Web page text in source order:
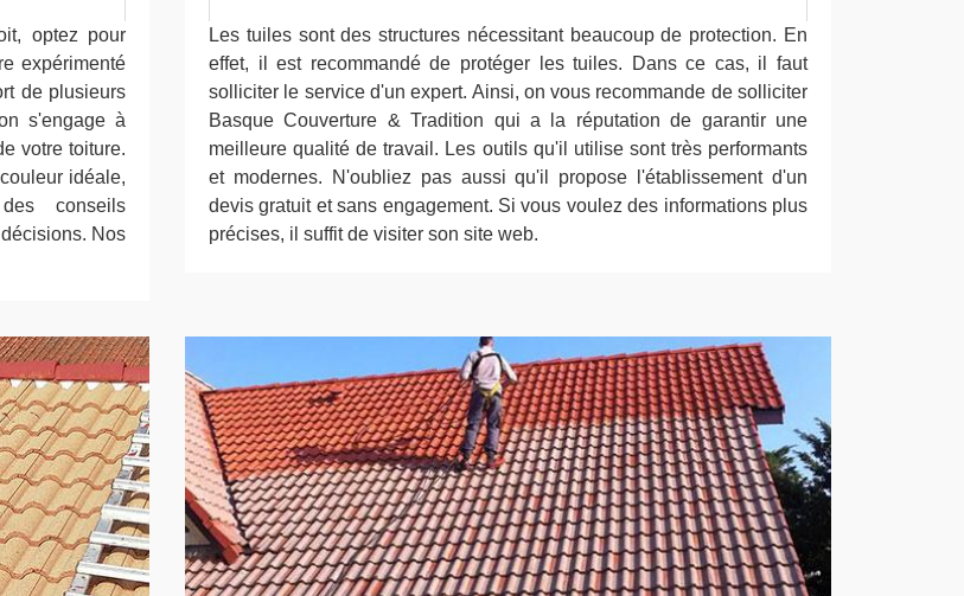
optez pour
expérimenté
de plusieurs
s'engage à
votre toiture.
idéale,
conseils
Nos
Les tuiles sont des structures nécessitant beaucoup de protection. En
effet, il est recommandé de protéger les tuiles. Dans ce cas, il faut
solliciter le service d'un expert. Ainsi, on vous recommande de solliciter
Basque Couverture & Tradition qui a la réputation de garantir une
meilleure qualité de travail. Les outils qu'il utilise sont très performants
et modernes. N'oubliez pas aussi qu'il propose l'établissement d'un
devis gratuit et sans engagement. Si vous voulez des informations plus
précises, il suffit de visiter son site web.